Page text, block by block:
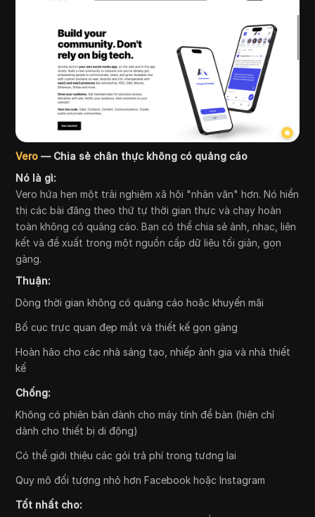
Vero— Chia sẻ chân thực không có quảng cáo
Nó là gì:
Vero hứa hẹn một trải nghiệm xã hội "nhân văn" hơn. Nó hiển
thị các bài đăng theo thứ tự thời gian thực và chạy hoàn
toàn không có quảng cáo. Bạn có thể chia sẻ ảnh, nhạc, liên
kết và đề xuất trong một nguồn cấp dữ liệu tối giản, gọn
gàng.
Thuận:
Dòng thời gian không có quảng cáo hoặc khuyến mãi
Bố cục trực quan đẹp mắt và thiết kế gọn gàng
Hoàn hảo cho các nhà sáng tạo, nhiếp ảnh gia và nhà thiết
kế
Chống:
Không có phiên bản dành cho máy tính để bàn (hiện chỉ
dành cho thiết bị di động)
Có thể giới thiệu các gói trả phí trong tương lai
Quy mô đối tượng nhỏ hơn Facebook hoặc Instagram
Tốt nhất cho: